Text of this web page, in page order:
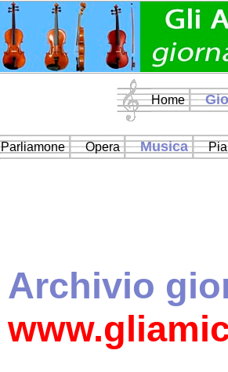
Home
Parliamone Opera Musica
Archivio